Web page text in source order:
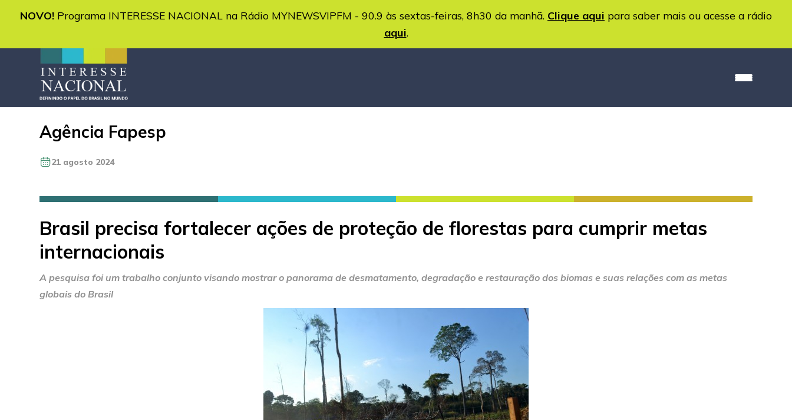
NOVO! Programa INTERESSE NACIONAL na Rádio MYNEWSVIPFM - 90.9 às sextas-feiras, 8h30 da manhã. Clique aqui para saber mais ou acesse a rádio
aqui.
Agência Fapesp
21 agosto 2024
Brasil precisa fortalecer ações de proteção de florestas para cumprir metas
internacionais
A pesquisa foi um trabalho conjunto visando mostrar o panorama de desmatamento, degradação e restauração dos biomas e suas relações com as metas
globais do Brasil